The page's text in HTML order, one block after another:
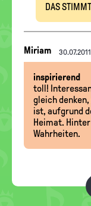
DAS
Nachrichten-
Thread
Miriam 30.07.2011
inspirierend
toll!
gleich
ist, aufgrund
Heimat.
Wahrheiten.